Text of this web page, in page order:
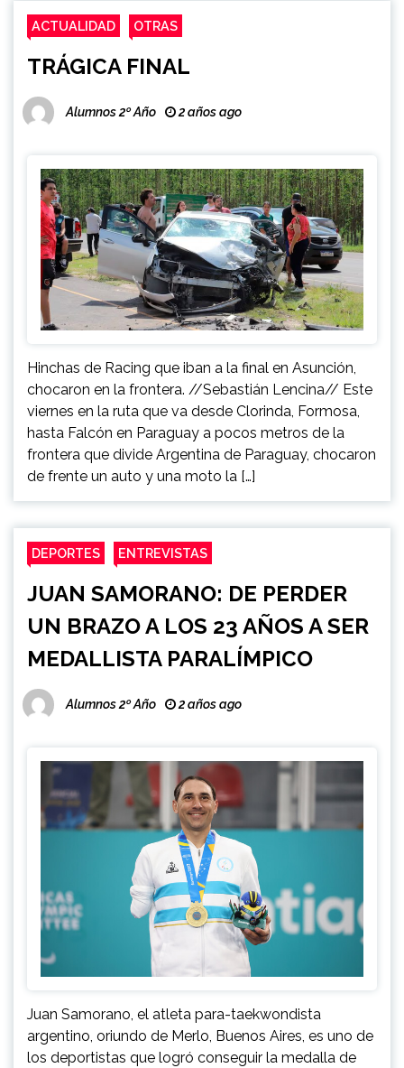
ACTUALIDAD OTRAS
TRÁGICA FINAL
Alumnos 2º Año 2 años ago
Hinchas de Racing que iban a la final en Asunción,
chocaron en la frontera. //Sebastián Lencina// Este
viernes en la ruta que va desde Clorinda, Formosa,
hasta Falcón en Paraguay a pocos metros de la
frontera que divide Argentina de Paraguay, chocaron
de frente un auto y una moto la […]
DEPORTES ENTREVISTAS
JUAN SAMORANO: DE PERDER
UN BRAZO A LOS 23 AÑOS A SER
MEDALLISTA PARALÍMPICO
Alumnos 2º Año 2 años ago
Juan Samorano, el atleta para-taekwondista
argentino, oriundo de Merlo, Buenos Aires, es uno de
los deportistas que logró conseguir la medalla de